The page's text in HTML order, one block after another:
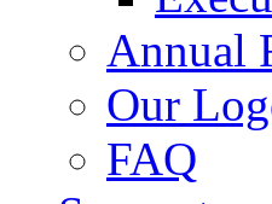
Annual
Our
FAQ